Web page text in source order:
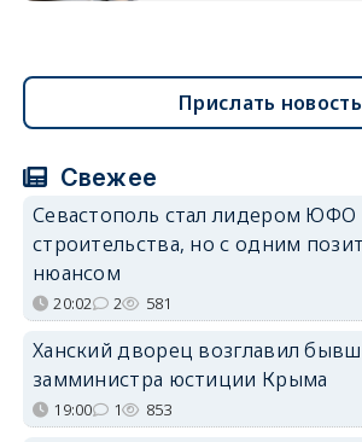
Прислать новость
Свежее
Севастополь стал лидером
строительства, но с одним
нюансом
20:02 2 581
Ханский дворец возглавил
замминистра юстиции Крыма
19:00 1 853